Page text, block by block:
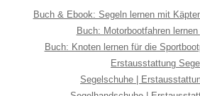
Buch & Ebook: Segeln lernen mit
Buch: Motorbootfahren
Buch: Knoten lernen für die
Erstausstattung
Segelschuhe |